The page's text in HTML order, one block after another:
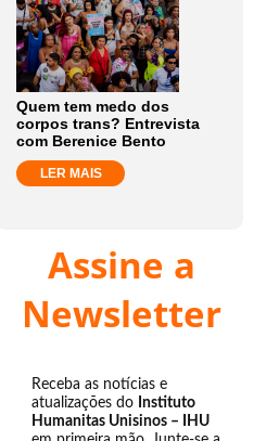
Quem tem medo dos
corpos trans? Entrevista
com Berenice Bento
LER MAIS
Assine a
Newsletter
Receba as notícias e
atualizações do Instituto
Humanitas Unisinos – IHU